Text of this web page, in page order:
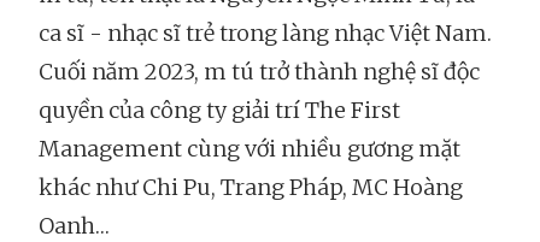
ca sĩ - nhạc sĩ trẻ trong làng nhạc Việt Nam.
Cuối năm 2023, m tú trở thành nghệ sĩ độc
quyền của công ty giải trí The First
Management cùng với nhiều gương mặt
khác như Chi Pu, Trang Pháp, MC Hoàng
Oanh…